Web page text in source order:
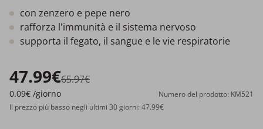
con zenzero e pepe nero
rafforza l'immunità e il sistema nervoso
supporta il fegato, il sangue e le vie respiratorie
47.99€65.97€
0.09€ /giorno
Numero del prodotto: KM521
Il prezzo più basso negli ultimi 30 giorni: 47.99€